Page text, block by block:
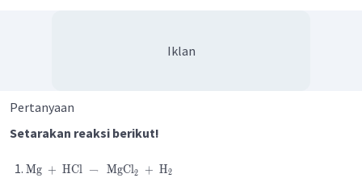
Iklan
Pertanyaan
Setarakan reaksi berikut!
Mg + HCl → MgCl2 + H2